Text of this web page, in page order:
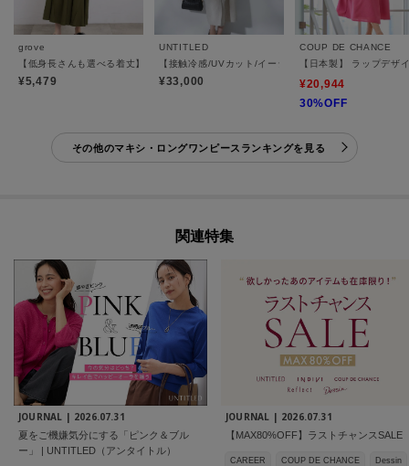
grove
【低身長さんも選べる着丈】モクロディフレンチワンピース
¥5,479
UNTITLED
【接触冷感/UVカット/イージーケア】配色ラインワンピ
¥33,000
COUP DE CHANCE
【日本製】 ラップデザ
¥20,944
30%OFF
その他のマキシ・ロングワンピースランキングを見る
関連特集
JOURNAL | 2026.07.31
夏をご機嫌気分にする「ピンク＆ブル
ー」 | UNTITLED（アンタイトル）
JOURNAL | 2026.07.31
【MAX80%OFF】ラストチャンスSALE
CAREER COUP DE CHANCE Dessin